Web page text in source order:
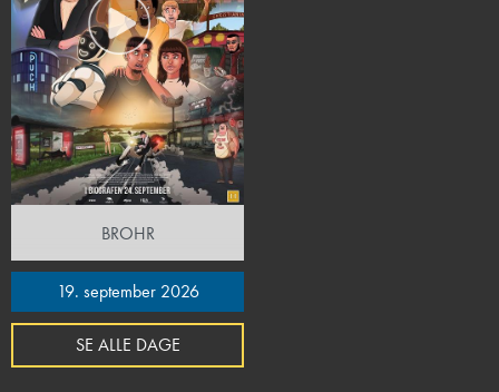
BROHR
19. september 2026
SE ALLE DAGE